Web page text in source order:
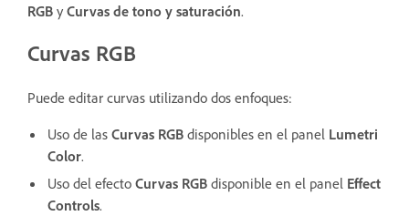
RGB y Curvas de tono y saturación.
Curvas RGB
Puede editar curvas utilizando dos enfoques:
Uso de las Curvas RGB disponibles en el panel Lumetri
Color.
Uso del efecto Curvas RGB disponible en el panel Effect
Controls.